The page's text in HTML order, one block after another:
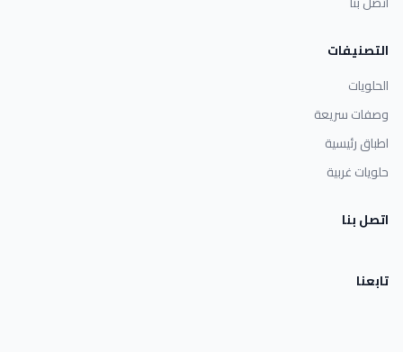
التصنيفات
الحلويات
وصفات سريعة
اطباق رئيسية
حلويات غربية
اتصل بنا
تابعنا